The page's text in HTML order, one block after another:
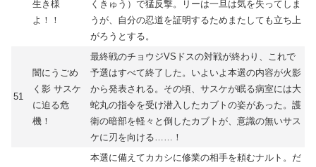
生き様
よ！！
くきゅう）で猛反撃。リーは一旦は気を失ってしま
うが、自分の忍道を証明するためまたしても立ち上
がろうとする。
51
闇にうごめ
く影 サスケ
に迫る危
機！
最終戦のチョウジVSドスの対戦が終わり、これで
予選はすべて終了した。いよいよ本選の内容が火影
から発表される。その頃、サスケが眠る病室には大
蛇丸の指令を受け潜入したカブトの姿があった。護
衛の暗部を軽々と倒したカブトが、意識の無いサス
ケに刃を向ける……！
本選に備えてカカシに修業の相手を頼むナルト。だ